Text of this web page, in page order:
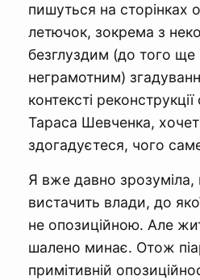
пишуться на сторінках
летючок, зокрема з
безглуздим (до того
неграмотним)
контексті реконструкції
Тараса Шевченка,
здогадуєтеся, чого
Я вже давно зрозуміла,
вистачить влади, до
не опозиційною. Але
шалено минає. Отож
примітивній